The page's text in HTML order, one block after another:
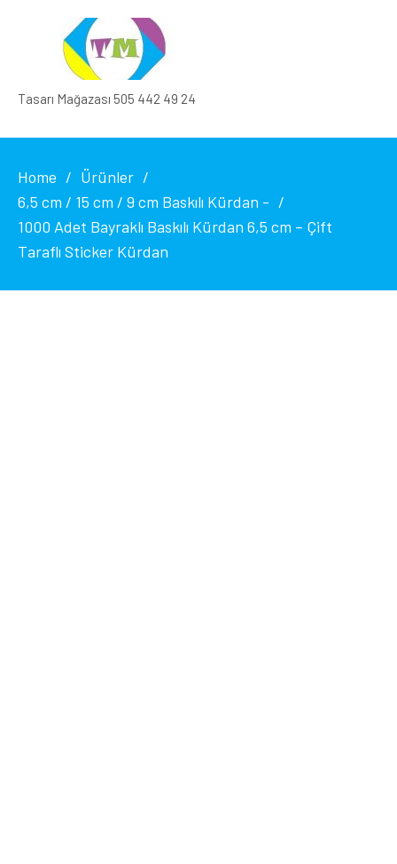
Tasarı Mağazası 505 442 49 24
Home
Ürünler
6,5 cm / 15 cm / 9 cm Baskılı Kürdan -
1000 Adet Bayraklı Baskılı Kürdan 6,5 cm – Çift
Taraflı Sticker Kürdan